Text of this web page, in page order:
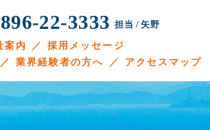
22-3333 担当 / 矢野
案内
採用メッセージ
業界経験者の方へ アクセスマップ